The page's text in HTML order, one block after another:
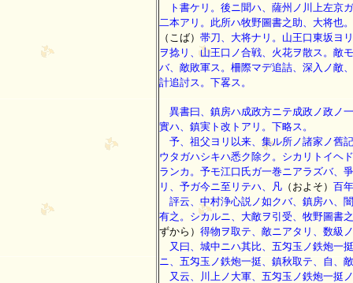
ト書ケリ。後ニ聞ハ、薩州ノ川上左京
二本アリ。此所ハ牧野圖書之助、大将也
（こば） 帯刀、大将ナリ。山王口東坂ヨ
ヲ捻リ、山王口ノ合戦、火花ヲ散ス。敵
バ、敵敗軍ス。柵際マデ追詰、深入ノ敵
計追討ス。下畧ス。
異書曰、鎮房ハ成政方ニテ成政ノ政ノ
實ハ、鎮実ト改トアリ。下略ス。
予、祖父ヨリ以来、集ル所ノ諸家ノ舊
ウタガハシキハ悉ク除ク。シカリトイヘ
ランカ。予モ江口氏ガ一巻ニアラズバ、
リ、予ガ今ニ至リテハ、凡 （およそ） 百
評云、中村浄心説ノ如クバ、鎮房ハ、
有之。シカルニ、大敵ヲ引受、牧野圖書
ずから） 得物ヲ取テ、敵ニアタリ、数級
又曰、城中ニハ其比、五匁玉ノ鉄炮一
ニ、五匁玉ノ鉄炮一挺、鎮秋取テ、自、
又云、川上ノ大軍、五匁玉ノ鉄炮一挺